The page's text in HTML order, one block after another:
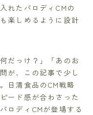
れたパロディCMの
楽しめるように設計
だっけ？」「あのお
が、この記事で少し
日清食品のCM戦略
ード感が合わさった
ロディCMが登場する